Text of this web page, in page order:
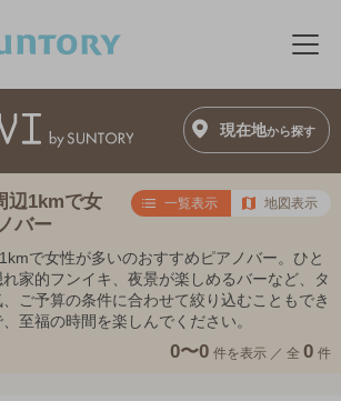
メ
現在地から探す
辺1kmで女
バー
一覧表示 地図表示
で女性が多いのおすすめピアノバー。ひと
家的フンイキ、夜景が楽しめるバーなど、タ
ご予算の条件に合わせて絞り込むこともでき
至福の時間を楽しんでください。
0〜0 件を表示 ／ 全 0 件